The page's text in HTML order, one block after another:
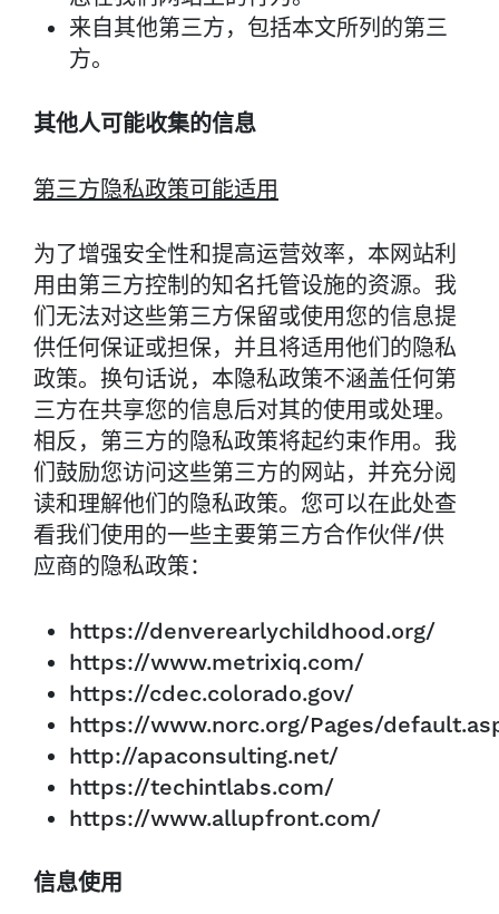
来自其他第三方，包括本文所列的第三
方。
其他人可能收集的信息
第三方隐私政策可能适用
为了增强安全性和提高运营效率，本网站利
用由第三方控制的知名托管设施的资源。我
们无法对这些第三方保留或使用您的信息提
供任何保证或担保，并且将适用他们的隐私
政策。换句话说，本隐私政策不涵盖任何第
三方在共享您的信息后对其的使用或处理。
相反，第三方的隐私政策将起约束作用。我
们鼓励您访问这些第三方的网站，并充分阅
读和理解他们的隐私政策。您可以在此处查
看我们使用的一些主要第三方合作伙伴/供
应商的隐私政策：
https://denverearlychildhood.org/
https://www.metrixiq.com/
https://cdec.colorado.gov/
https://www.norc.org/Pages/
http://apaconsulting.net/
https://techintlabs.com/
https://www.allupfront.com/
信息使用